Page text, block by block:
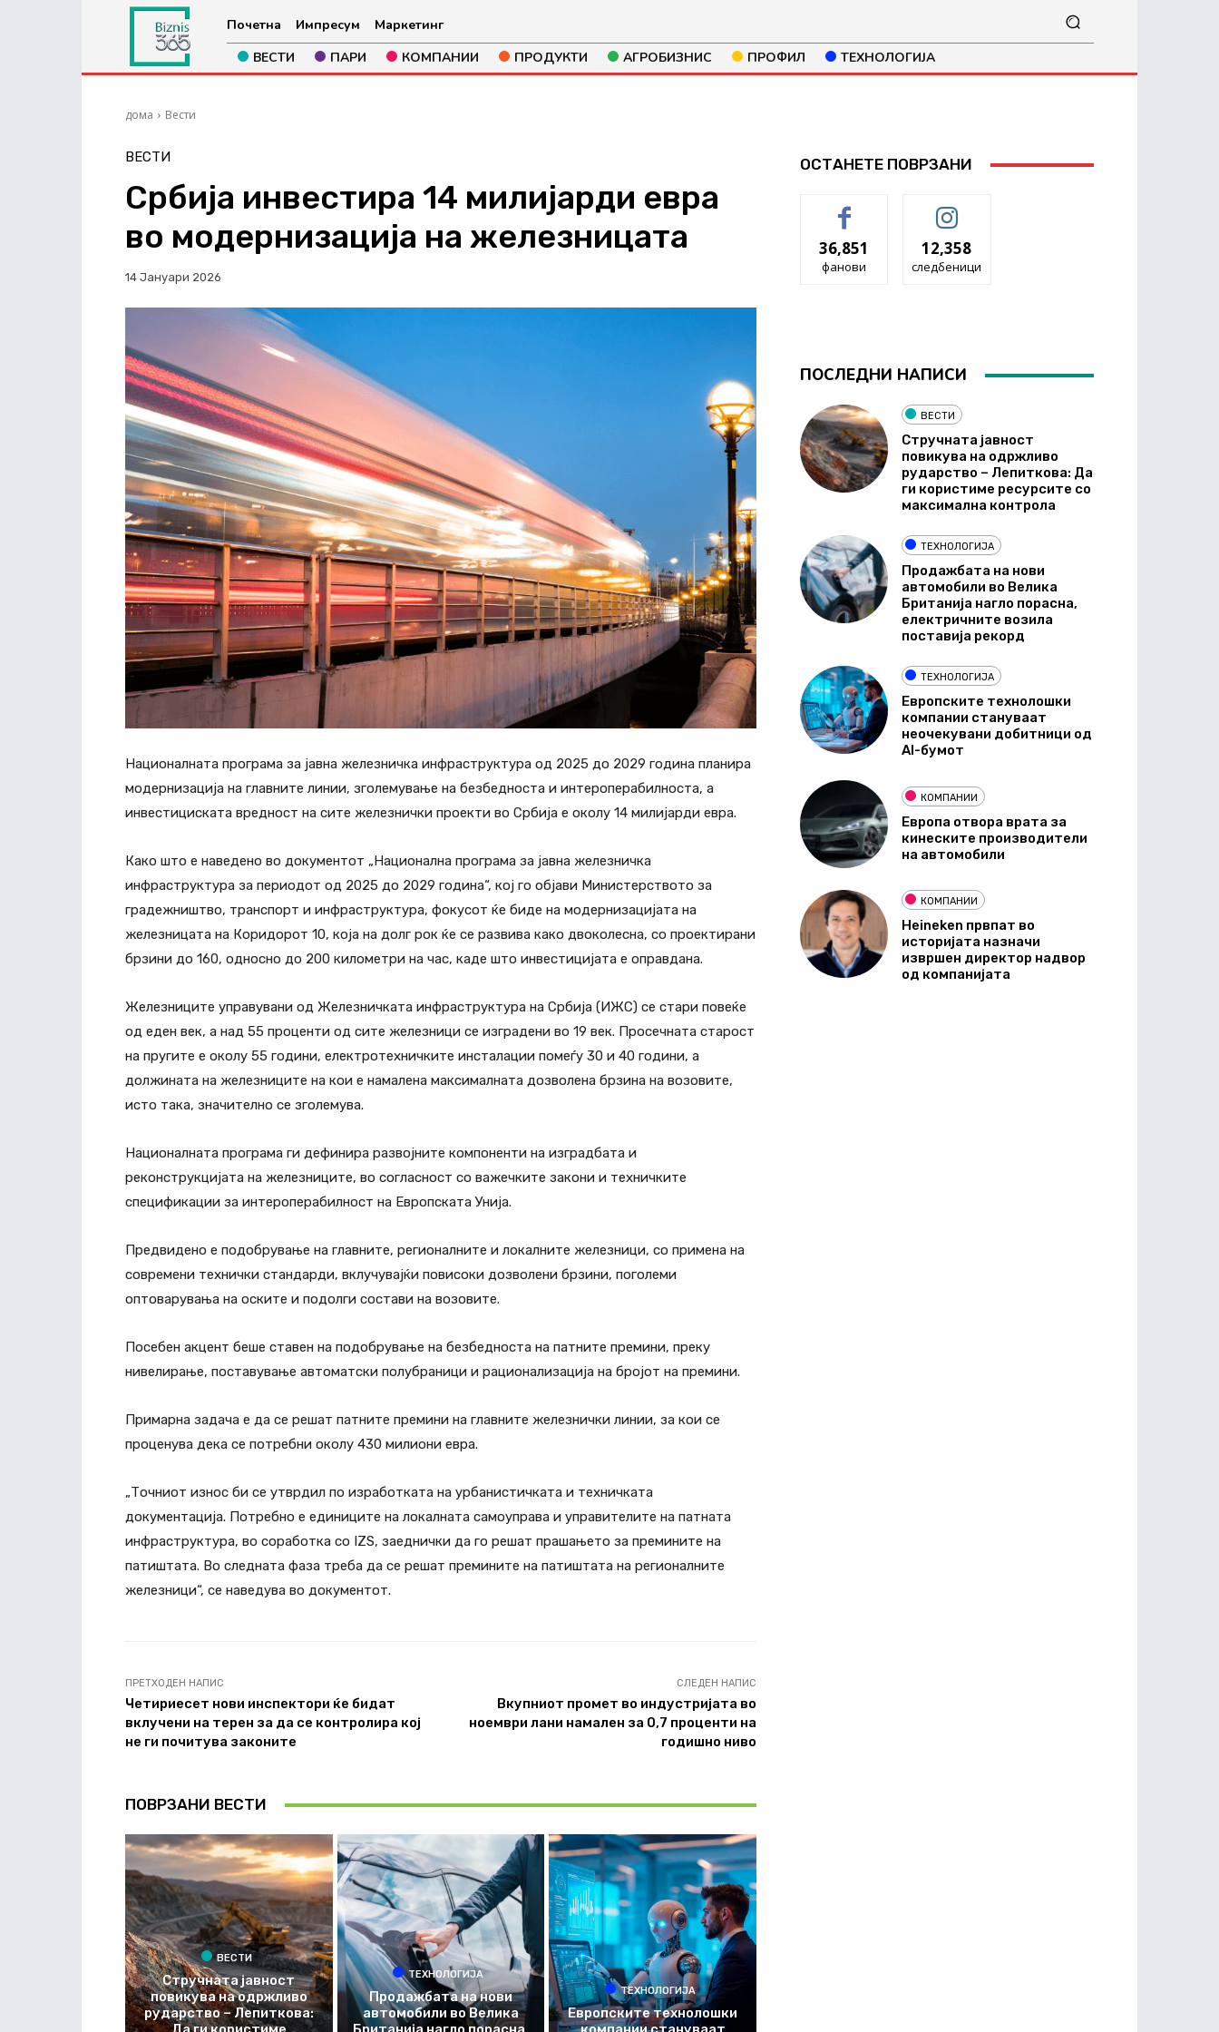
Почетна Импресум
Маркетинг
ВЕСТИ
ПАРИ КОМПАНИИ ПРОДУКТИ АГРОБИЗНИС ПРОФИЛ ТЕХНОЛОГИЈА
дома Вести
ВЕСТИ
Србија инвестира 14 милијарди евра
во модернизација на железницата
14 Јануари 2026
Националната програма за јавна железничка инфраструктура од 2025 до 2029 година планира
модернизација на главните линии, зголемување на безбедноста и интероперабилноста, а
инвестициската вредност на сите железнички проекти во Србија е околу 14 милијарди евра.
Како што е наведено во документот „Национална програма за јавна железничка
инфраструктура за периодот од 2025 до 2029 година“, кој го објави Министерството за
градежништво, транспорт и инфраструктура, фокусот ќе биде на модернизацијата на
железницата на Коридорот 10, која на долг рок ќе се развива како двоколесна, со проектирани
брзини до 160, односно до 200 километри на час, каде што инвестицијата е оправдана.
Железниците управувани од Железничката инфраструктура на Србија (ИЖС) се стари повеќе
од еден век, а над 55 проценти од сите железници се изградени во 19 век. Просечната старост
на пругите е околу 55 години, електротехничките инсталации помеѓу 30 и 40 години, а
должината на железниците на кои е намалена максималната дозволена брзина на возовите,
исто така, значително се зголемува.
Националната програма ги дефинира развојните компоненти на изградбата и
реконструкцијата на железниците, во согласност со важечките закони и техничките
спецификации за интероперабилност на Европската Унија.
Предвидено е подобрување на главните, регионалните и локалните железници, со примена на
современи технички стандарди, вклучувајќи повисоки дозволени брзини, поголеми
оптоварувања на оските и подолги состави на возовите.
Посебен акцент беше ставен на подобрување на безбедноста на патните премини, преку
нивелирање, поставување автоматски полубраници и рационализација на бројот на премини.
Примарна задача е да се решат патните премини на главните железнички линии, за кои се
проценува дека се потребни околу 430 милиони евра.
„Точниот износ би се утврдил по изработката на урбанистичката и техничката
документација. Потребно е единиците на локалната самоуправа и управителите на патната
инфраструктура, во соработка со IZS, заеднички да го решат прашањето за премините на
патиштата. Во следната фаза треба да се решат премините на патиштата на регионалните
железници“, се наведува во документот.
ПРЕТХОДЕН НАПИС
Четириесет нови инспектори ќе бидат
вклучени на терен за да се контролира кој
не ги почитува законите
СЛЕДЕН НАПИС
Вкупниот промет во индустријата во
ноември лани намален за 0,7 проценти на
годишно ниво
ПОВРЗАНИ ВЕСТИ
ВЕСТИ
Стручната јавност
повикува на одржливо
рударство – Лепиткова:
ТЕХНОЛОГИЈА
Продажбата на нови
автомобили во Велика
ТЕХНОЛОГИЈА
Европските технолошки
ОСТАНЕТЕ ПОВРЗАНИ
36,851
фанови
12,358
следбеници
ПОСЛЕДНИ НАПИСИ
ВЕСТИ
Стручната јавност
повикува на одржливо
рударство – Лепиткова: Да
ги користиме ресурсите со
максимална контрола
ТЕХНОЛОГИЈА
Продажбата на нови
автомобили во Велика
Британија нагло порасна,
електричните возила
поставија рекорд
ТЕХНОЛОГИЈА
Европските технолошки
компании стануваат
неочекувани добитници од
AI-бумот
КОМПАНИИ
Европа отвора врата за
кинеските производители
на автомобили
КОМПАНИИ
Heineken првпат во
историјата назначи
извршен директор надвор
од компанијата